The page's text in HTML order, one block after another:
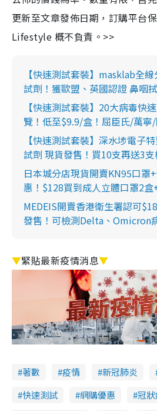
更新至文章發佈日期，訂購平台
Lifestyle 概不負責。>>
【快速測試套裝】masklab全
試劑！獲歐盟、英國認證 鼻咽
【快速測試套裝】20大病毒快
覽！低至$9.9/盒！屈臣氏/萬
【快速測試套裝】深水埗電子
試劑 現貨發售！買10支再送3
日本城分店現貨開賣KN95口罩
惠！$128買到成人立體口罩2
MEDEIS開賣香港衛生署認可
發售！可檢測Delta、Omicron
▼緊貼最新疫情消息▼
著數 疫情 新冠肺炎
快速測試
網購優惠
冠